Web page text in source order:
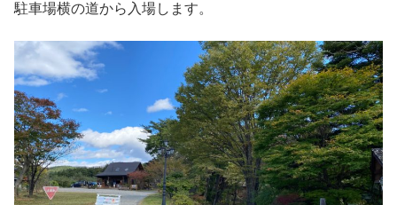
駐車場横の道から入場します。